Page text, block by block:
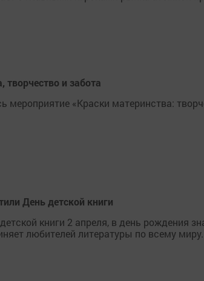
и забота
мероприятие «Краски материнства:
День детской книги
книги 2 апреля, в день рождения
любителей литературы по всему миру.